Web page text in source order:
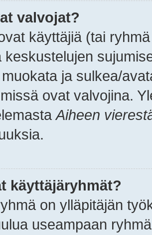
valvojat?
käyttäjiä (tai
keskustelujen
ja sulkea/
ovat valvojina.
Aiheen
käyttäjäryhmät?
on ylläpitäjän
useampaan